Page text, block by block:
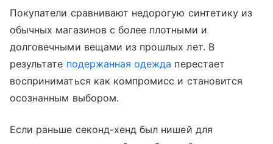
Покупатели сравнивают недорогую синтетику из
обычных магазинов с более плотными и
долговечными вещами из прошлых лет. В
результате подержанная одежда перестает
восприниматься как компромисс и становится
осознанным выбором.
Если раньше секонд-хенд был нишей для